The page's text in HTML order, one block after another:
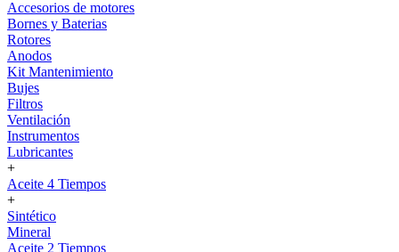
Accesorios de motores
Bornes y Baterias
Rotores
Anodos
Kit Mantenimiento
Bujes
Filtros
Ventilación
Instrumentos
Lubricantes
+
Aceite 4 Tiempos
+
Sintético
Mineral
Aceite 2 Tiempos